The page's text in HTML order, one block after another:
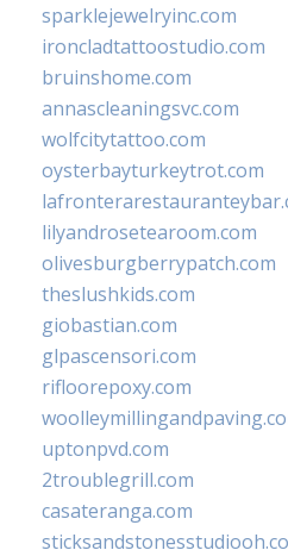
sparklejewelryinc.com
ironcladtattoostudio.com
bruinshome.com
annascleaningsvc.com
wolfcitytattoo.com
oysterbayturkeytrot.com
lilyandrosetearoom.com
olivesburgberrypatch.com
theslushkids.com
giobastian.com
glpascensori.com
rifloorepoxy.com
uptonpvd.com
2troublegrill.com
casateranga.com